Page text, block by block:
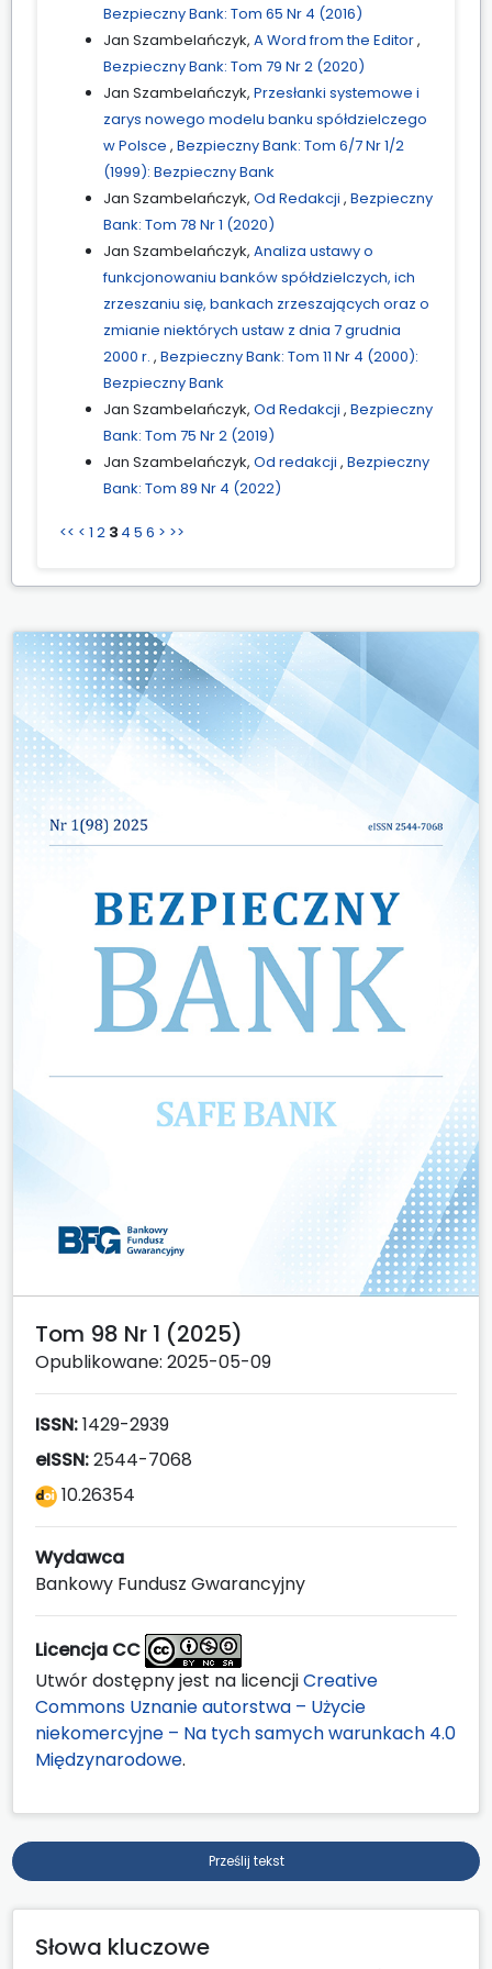
Bezpieczny Bank: Tom 65 Nr 4 (2016)
Jan Szambelańczyk, A Word from the Editor,
Bezpieczny Bank: Tom 79 Nr 2 (2020)
Jan Szambelańczyk, Przesłanki systemowe i
zarys nowego modelu banku spółdzielczego
w Polsce , Bezpieczny Bank: Tom 6/7 Nr 1/2
(1999): Bezpieczny Bank
Jan Szambelańczyk, Od Redakcji , Bezpieczny
Bank: Tom 78 Nr 1 (2020)
Jan Szambelańczyk, Analiza ustawy o
funkcjonowaniu banków spółdzielczych, ich
zrzeszaniu się, bankach zrzeszających oraz o
zmianie niektórych ustaw z dnia 7 grudnia
2000 r. , Bezpieczny Bank: Tom 11 Nr 4 (2000):
Bezpieczny Bank
Jan Szambelańczyk, Od Redakcji , Bezpieczny
Bank: Tom 75 Nr 2 (2019)
Jan Szambelańczyk, Od redakcji , Bezpieczny
Bank: Tom 89 Nr 4 (2022)
<< < 1 2 3 4 5 6 > >>
Tom 98 Nr 1 (2025)
Opublikowane: 2025-05-09
ISSN:1429-2939
eISSN:2544-7068
10.26354
Wydawca
Bankowy Fundusz Gwarancyjny
Licencja CC
Utwór dostępny jest na licencjiCreative
Commons Uznanie autorstwa – Użycie
niekomercyjne – Na tych samych warunkach 4.0
Międzynarodowe.
Prześlij tekst
Słowa kluczowe